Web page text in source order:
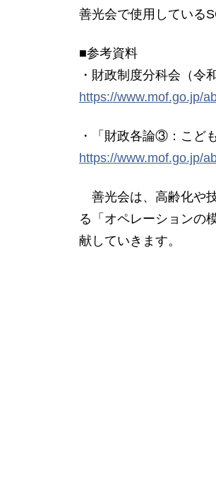
善光会で使用している
■参考資料
・財政制度分科会（令
https://www.mof.go.jp/
・「財政各論③：こど
https://www.mof.go.jp/
善光会は、高齢化や
る「オペレーションの
献していきます。